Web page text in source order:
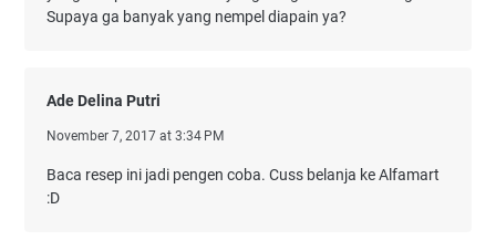
Supaya ga banyak yang nempel diapain ya?
Ade Delina Putri
November 7, 2017 at 3:34 PM
Baca resep ini jadi pengen coba. Cuss belanja ke Alfamart
:D